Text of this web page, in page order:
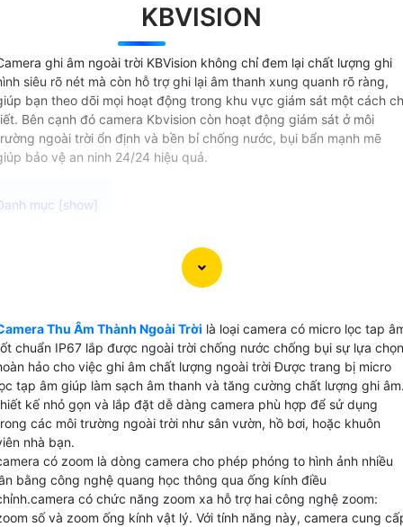
KBVISION
ghi âm ngoài trời KBVision không chỉ đem lại chất lượng ghi
siêu rõ nét mà còn hỗ trợ ghi lại âm thanh xung quanh rõ ràng,
bạn theo dõi mọi hoạt động trong khu vực giám sát một cách
Bên cạnh đó camera Kbvision còn hoạt động giám sát ở môi
ngoài trời ổn định và bền bỉ chống nước, bụi bẩn mạnh mẽ
bảo vệ an ninh 24/24 hiệu quả.
thu âm ngoài trời chất lượng cao Được thiết kế
động ổn định trong môi trường khắc nghiệt camera có
rõ ràng sắc nét. Với khả năng chống nước, chịu được
nắng mặt trời và các yếu tố thời tiết khác Camera thu
ngoài trời này là sự lựa chọn hoàn hảo cho việc theo
ghi lại mọi hoạt động ngoài trời. Đừng bỏ lỡ cơ hội sở
sản phẩm chất lượng này với giá cả phải chăng.
Thu Âm Thành Ngoài Trời là loại camera có micro lọc tap
chuẩn IP67 lắp được ngoài trời chống nước chống bụi sự lựa chọn
hảo cho việc ghi âm chất lượng ngoài trời Được trang bị micro
tạp âm giúp làm sạch âm thanh và tăng cường chất lượng ghi
kế nhỏ gọn và lắp đặt dễ dàng camera phù hợp để sử dụng
các môi trường ngoài trời như sân vườn, hồ bơi, hoặc khuôn
nhà bạn.
có zoom là dòng camera cho phép phóng to hình ảnh nhiều
bằng công nghệ quang học thông qua ống kính điều
có chức năng zoom xa hỗ trợ hai công nghệ zoom:
số và zoom ống kính vật lý. Với tính năng này, camera cung